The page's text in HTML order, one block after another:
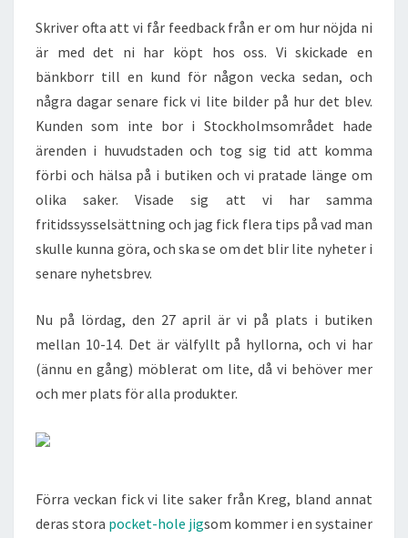
Skriver ofta att vi får feedback från er om hur nöjda ni
är med det ni har köpt hos oss. Vi skickade en
bänkborr till en kund för någon vecka sedan, och
några dagar senare fick vi lite bilder på hur det blev.
Kunden som inte bor i Stockholmsområdet hade
ärenden i huvudstaden och tog sig tid att komma
förbi och hälsa på i butiken och vi pratade länge om
olika saker. Visade sig att vi har samma
fritidssysselsättning och jag fick flera tips på vad man
skulle kunna göra, och ska se om det blir lite nyheter i
senare nyhetsbrev.
Nu på lördag, den 27 april är vi på plats i butiken
mellan 10-14. Det är välfyllt på hyllorna, och vi har
(ännu en gång) möblerat om lite, då vi behöver mer
och mer plats för alla produkter.
Förra veckan fick vi lite saker från Kreg, bland annat
deras stora pocket-hole jigsom kommer i en systainer